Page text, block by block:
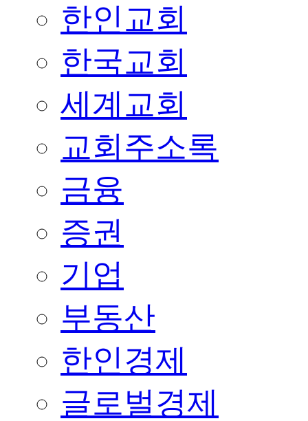
한인교회
한국교회
세계교회
교회주소록
금융
증권
기업
부동산
한인경제
글로벌경제